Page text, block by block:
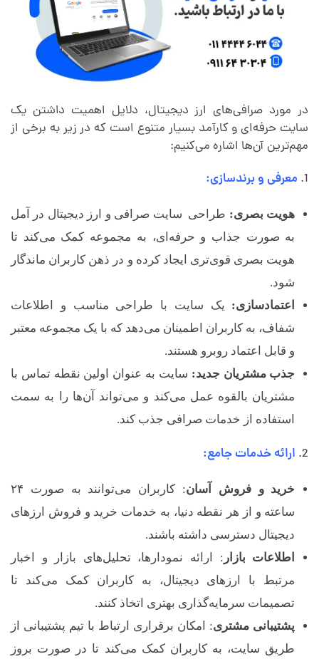
ا
ر
ز
ج
ی
ا
ل
آ
در مورد صرافی‌های ارز دیجیتال، دلایل اهمیت داشتن یک
سایت حرفه‌ای و کارآمد بسیار متنوع است که در زیر به برخی از
مهم‌ترین آن‌ها اشاره می‌کنیم:
معرفی و برندسازی:
هویت بصری: طراحی سایت صرافی و ارز دیجیتال در آمل
به صورت جذاب و حرفه‌ای، به مجموعه کمک می‌کند تا
هویت بصری قوی‌تری ایجاد کرده و در ذهن کاربران ماندگار
شود.
اعتمادسازی: یک سایت با طراحی مناسب و اطلاعات
شفاف، به کاربران اطمینان می‌دهد که با یک مجموعه معتبر
و قابل اعتماد روبرو هستند.
جذب مشتریان جدید: سایت به عنوان اولین نقطه تماس با
مشتریان بالقوه عمل می‌کند و می‌تواند آن‌ها را به سمت
استفاده از خدمات صرافی جذب کند.
ارائه خدمات جامع:
خرید و فروش آسان
: کاربران می‌توانند به صورت ۲۴
ساعته و از هر نقطه دنیا، به خدمات خرید و فروش ارزهای
دیجیتال دسترسی داشته باشند.
اطلاعات بازار : ارائه نمودارها، تحلیل‌های بازار و اخبار
مرتبط با ارزهای دیجیتال، به کاربران کمک می‌کند تا
تصمیمات سرمایه‌گذاری بهتری اتخاذ کنند.
پشتیبانی مشتری: امکان برقراری ارتباط با تیم پشتیبانی از
طریق سایت، به کاربران کمک می‌کند تا در صورت بروز